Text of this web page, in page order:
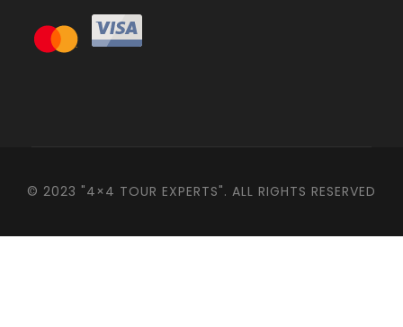
© 2023 "4×4 TOUR EXPERTS". ALL RIGHTS RESERVED